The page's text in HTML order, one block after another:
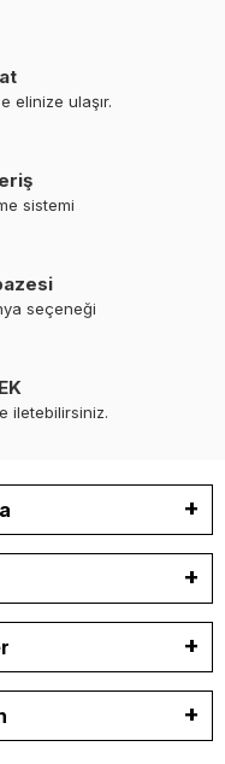
elinize ulaşır.
sistemi
seçeneği
iletebilirsiniz.